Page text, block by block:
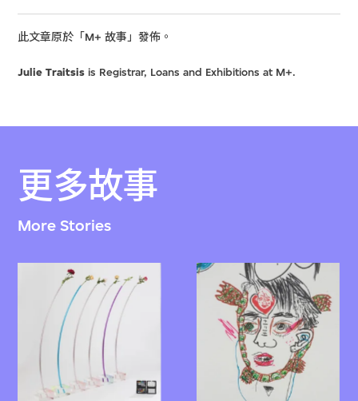
此文章原於「M+ 故事」發佈。
Julie Traitsis is Registrar, Loans and Exhibitions at M+.
更多故事
More Stories